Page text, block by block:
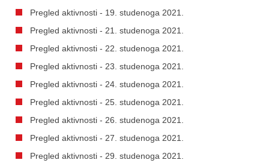
Pregled aktivnosti - 19. studenoga 2021.
Pregled aktivnosti - 21. studenoga 2021.
Pregled aktivnosti - 22. studenoga 2021.
Pregled aktivnosti - 23. studenoga 2021.
Pregled aktivnosti - 24. studenoga 2021.
Pregled aktivnosti - 25. studenoga 2021.
Pregled aktivnosti - 26. studenoga 2021.
Pregled aktivnosti - 27. studenoga 2021.
Pregled aktivnosti - 29. studenoga 2021.